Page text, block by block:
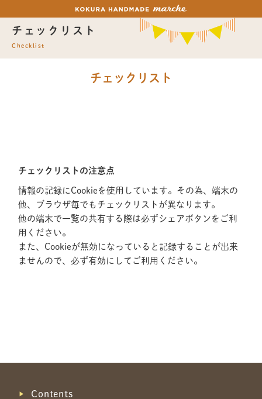
チェックリスト
Checklist
チェックリスト
チェックリストの注意点
情報の記録にCookieを使用しています。その為、端末の
他、ブラウザ毎でもチェックリストが異なります。
他の端末で一覧の共有する際は必ずシェアボタンをご利
用ください。
また、Cookieが無効になっていると記録することが出来
ませんので、必ず有効にしてご利用ください。
Contents